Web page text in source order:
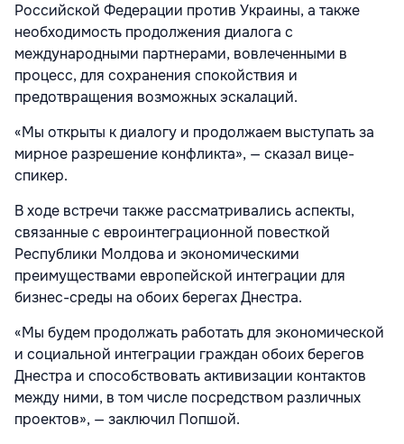
Российской Федерации против Украины, а также
необходимость продолжения диалога с
международными партнерами, вовлеченными в
процесс, для сохранения спокойствия и
предотвращения возможных эскалаций.
«Мы открыты к диалогу и продолжаем выступать за
мирное разрешение конфликта», — сказал вице-
спикер.
В ходе встречи также рассматривались аспекты,
связанные с евроинтеграционной повесткой
Республики Молдова и экономическими
преимуществами европейской интеграции для
бизнес-среды на обоих берегах Днестра.
«Мы будем продолжать работать для экономической
и социальной интеграции граждан обоих берегов
Днестра и способствовать активизации контактов
между ними, в том числе посредством различных
проектов», — заключил Попшой.